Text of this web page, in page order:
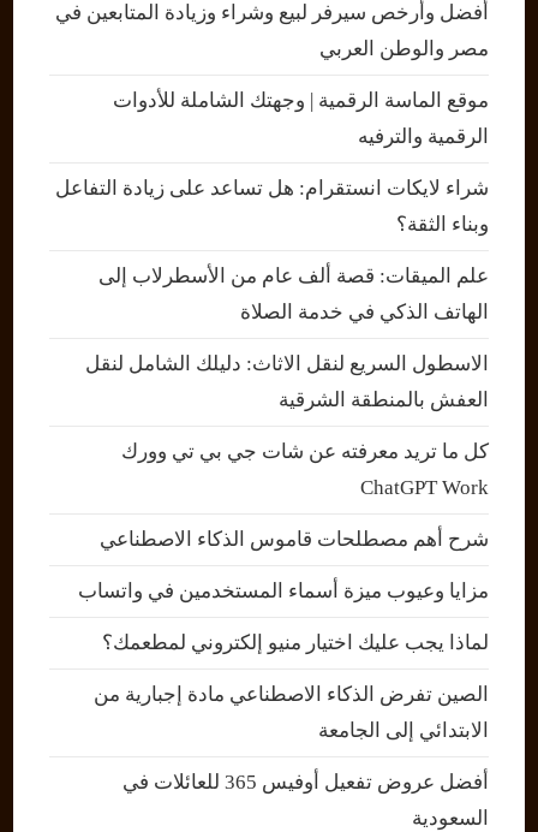
أفضل وأرخص سيرفر لبيع وشراء وزيادة المتابعين في
مصر والوطن العربي
موقع الماسة الرقمية | وجهتك الشاملة للأدوات
الرقمية والترفيه
شراء لايكات انستقرام: هل تساعد على زيادة التفاعل
وبناء الثقة؟
علم الميقات: قصة ألف عام من الأسطرلاب إلى
الهاتف الذكي في خدمة الصلاة
الاسطول السريع لنقل الاثاث: دليلك الشامل لنقل
العفش بالمنطقة الشرقية
كل ما تريد معرفته عن شات جي بي تي وورك
ChatGPT Work
شرح أهم مصطلحات قاموس الذكاء الاصطناعي
مزايا وعيوب ميزة أسماء المستخدمين في واتساب
لماذا يجب عليك اختيار منيو إلكتروني لمطعمك؟
الصين تفرض الذكاء الاصطناعي مادة إجبارية من
الابتدائي إلى الجامعة
أفضل عروض تفعيل أوفيس 365 للعائلات في
السعودية